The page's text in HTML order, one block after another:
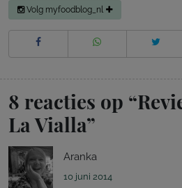
Volg myfoodblog_nl
8 reacties op “
La Vialla”
Aranka
10 juni 2014